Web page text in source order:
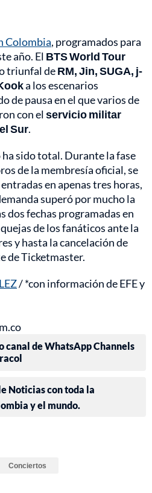
Colombia, programados para
año. El BTS World Tour
triunfal deRM, Jin, SUGA, j-
a los escenarios
de pausa en el que varios de
con elservicio militar
Sur.
sido total. Durante la fase
de la membresía oficial, se
en apenas tres horas,
superó por mucho la
dos fechas programadas en
de los fanáticos ante la
y hasta la cancelación de
de Ticketmaster.
/ *con información de EFE y
canal de WhatsApp Channels
Noticias con toda la
y el mundo.
Conciertos